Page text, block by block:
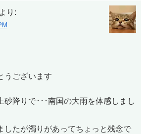
より:
うございます
砂降りで･･･南国の大雨を体感しまし
したが濁りがあってちょっと残念で